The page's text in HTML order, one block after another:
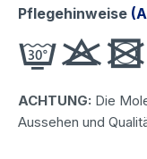
Pflegehinweise
ACHTUNG: Die
Aussehen und